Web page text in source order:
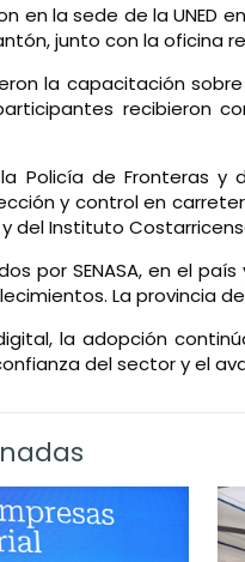
en la sede de la UNED
junto con la oficina
la capacitación
recibieron
Policía de Fronteras
y control en
del Instituto
por SENASA, en el
La provincia
la adopción
del sector y el